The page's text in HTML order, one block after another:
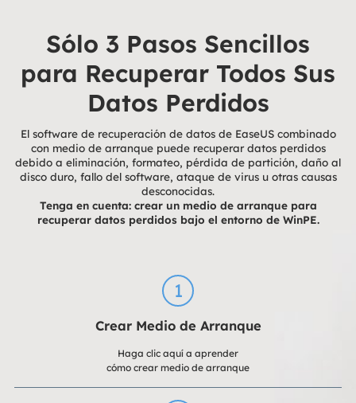
Sólo 3 Pasos Sencillos
para Recuperar Todos Sus
Datos Perdidos
El software de recuperación de datos de EaseUS combinado
con medio de arranque puede recuperar datos perdidos
debido a eliminación, formateo, pérdida de partición, daño al
disco duro, fallo del software, ataque de virus u otras causas
desconocidas.
Tenga en cuenta: crear un medio de arranque para
recuperar datos perdidos bajo el entorno de WinPE.
1
Crear Medio de Arranque
Haga clic aquí a aprender
cómo crear medio de arranque